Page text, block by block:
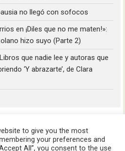
no llegó con sofocos
en¡Diles que no me maten!»:
hizo suyo (Parte 2)
Libros que nadie lee y autoras que
‘Y abrazarte’, de Clara
to give you the most
your preferences and
All”, you consent to the use